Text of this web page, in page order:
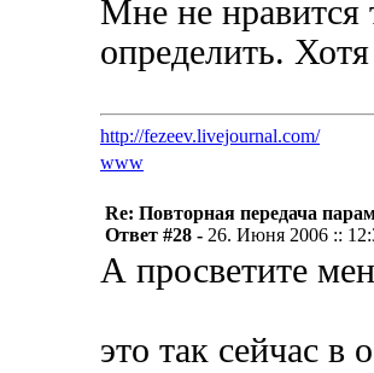
Мне не
определить.
http://fezeev.livejournal.com/
www
Re: Повторная передача
Ответ #28 - 26. Июня 2006 ::
А просветите
это так сейчас в